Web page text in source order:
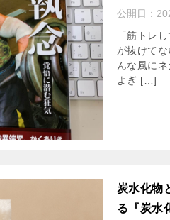
公開日：
「筋トレ
が抜けて
んな風に
よぎ […]
炭水化物
る『炭水